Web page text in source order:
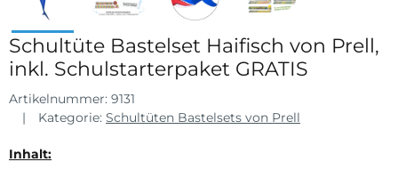
Schultüte Bastelset Haifisch von Prell,
inkl. Schulstarterpaket GRATIS
Artikelnummer: 9131
Kategorie: Schultüten Bastelsets von Prell
Inhalt: